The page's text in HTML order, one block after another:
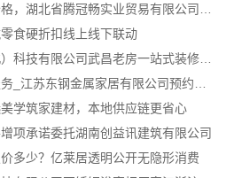
食硬折扣线上线下联动
同城快装（湖北）科技有限公司武昌老房一站式装修北欧风靠谱
学筑家建材，本地供应链更省心
项承诺委托湖南创益讯建筑有限公司
多少？亿莱居透明公开无隐形消费